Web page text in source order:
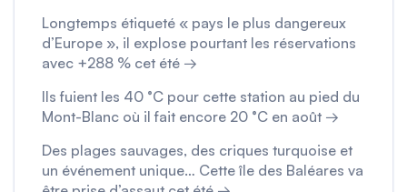
Longtemps étiqueté « pays le plus dangereux
d’Europe », il explose pourtant les réservations
avec +288 % cet été →
Ils fuient les 40 °C pour cette station au pied du
Mont-Blanc où il fait encore 20 °C en août →
Des plages sauvages, des criques turquoise et
un événement unique… Cette île des Baléares va